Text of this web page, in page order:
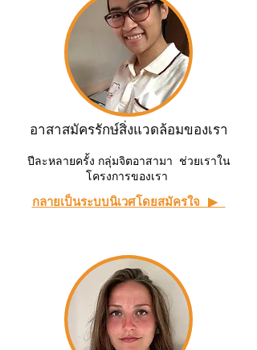
อาสาสมัครรักษ์สิ่งแวดล้อมของเรา
ปีละหลายครั้ง กลุ่มจิตอาสามา ช่วยเราใน
โครงการของเรา
กลายเป็นระบบนิเวศโดยสมัครใจ ▶ ︎